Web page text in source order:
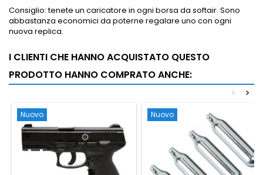
Consiglio: tenete un caricatore in ogni borsa da softair. Sono
abbastanza economici da poterne regalare uno con ogni
nuova replica.
I CLIENTI CHE HANNO ACQUISTATO QUESTO
PRODOTTO HANNO COMPRATO ANCHE:
>
<
Nuovo Nuovo